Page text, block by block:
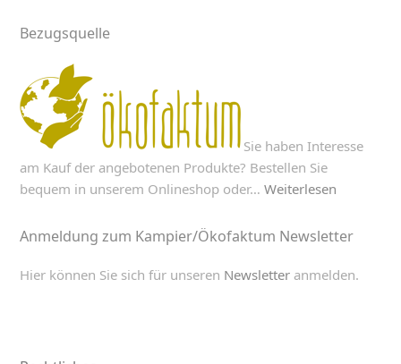
Bezugsquelle
Sie haben Interesse
am Kauf der angebotenen Produkte? Bestellen Sie
bequem in unserem Onlineshop oder…Weiterlesen
Anmeldung zum Kampier/Ökofaktum Newsletter
Hier können Sie sich für unseren Newsletter anmelden.